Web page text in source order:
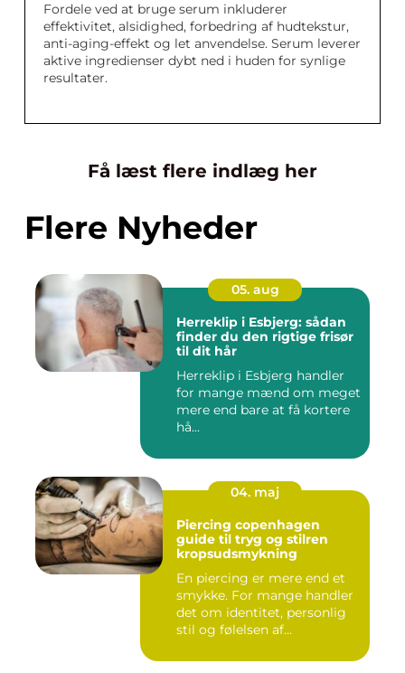
Fordele ved at bruge serum inkluderer
effektivitet, alsidighed, forbedring af hudtekstur,
anti-aging-effekt og let anvendelse. Serum leverer
aktive ingredienser dybt ned i huden for synlige
resultater.
Få læst flere indlæg her
Flere Nyheder
05. aug
Herreklip i Esbjerg: sådan
finder du den rigtige frisør
til dit hår
Herreklip i Esbjerg handler
for mange mænd om meget
mere end bare at få kortere
hå...
04. maj
Piercing copenhagen
guide til tryg og stilren
kropsudsmykning
En piercing er mere end et
smykke. For mange handler
det om identitet, personlig
stil og følelsen af...